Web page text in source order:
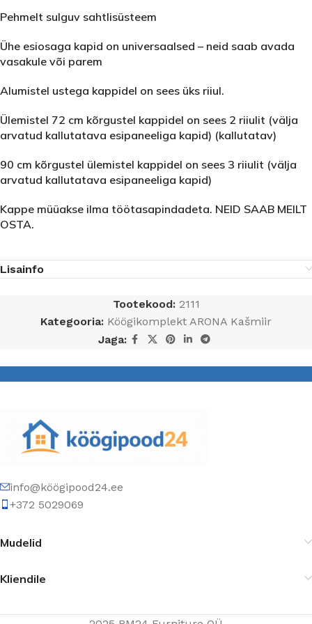
Pehmelt sulguv sahtlisüsteem
Ühe esiosaga kapid on universaalsed – neid saab avada
vasakule või parem
Alumistel ustega kappidel on sees üks riiul.
Ülemistel 72 cm kõrgustel kappidel on sees 2 riiulit (välja
arvatud kallutatava esipaneeliga kapid) (kallutatav)
90 cm kõrgustel ülemistel kappidel on sees 3 riiulit (välja
arvatud kallutatava esipaneeliga kapid)
Kappe müüakse ilma töötasapindadeta. NEID SAAB MEILT
OSTA.
Lisainfo
Tootekood: 2111
Kategooria: Köögikomplekt ARONA Kašmiir
Jaga:
info@köögipood24.ee
+372 5029069
Mudelid
Kliendile